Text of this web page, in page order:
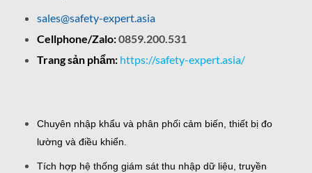
sales@safety-expert.asia
Cellphone/Zalo:0859.200.531
Trang sản phẩm: https://safety-expert.asia/
Chuyên nhập khẩu và phân phối cảm biến, thiết bị đo
lường và điều khiển.
Tích hợp hệ thống giám sát thu nhập dữ liệu, truyền